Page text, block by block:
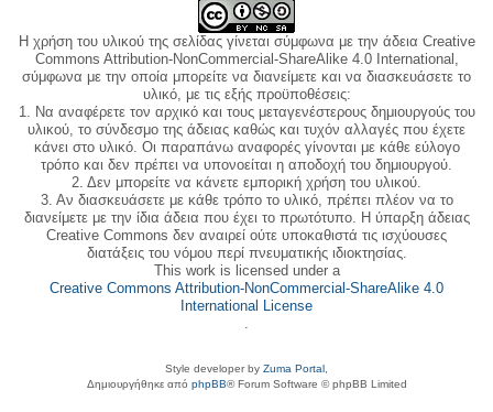
Η χρήση του υλικού της σελίδας γίνεται σύμφωνα με την άδεια Creative
Commons Attribution-NonCommercial-ShareAlike 4.0 International,
σύμφωνα με την οποία μπορείτε να διανείμετε και να διασκευάσετε το
υλικό, με τις εξής προϋποθέσεις:
1. Να αναφέρετε τον αρχικό και τους μεταγενέστερους δημιουργούς του
υλικού, το σύνδεσμο της άδειας καθώς και τυχόν αλλαγές που έχετε
κάνει στο υλικό. Οι παραπάνω αναφορές γίνονται με κάθε εύλογο
τρόπο και δεν πρέπει να υπονοείται η αποδοχή του δημιουργού.
2. Δεν μπορείτε να κάνετε εμπορική χρήση του υλικού.
3. Αν διασκευάσετε με κάθε τρόπο το υλικό, πρέπει πλέον να το
διανείμετε με την ίδια άδεια που έχει το πρωτότυπο. Η ύπαρξη άδειας
Creative Commons δεν αναιρεί ούτε υποκαθιστά τις ισχύουσες
διατάξεις του νόμου περί πνευματικής ιδιοκτησίας.
This work is licensed under a
Creative Commons Attribution-NonCommercial-ShareAlike 4.0
International License
.
Style developer by Zuma Portal
Δημιουργήθηκε από phpBB® Forum Software © phpBB Limited